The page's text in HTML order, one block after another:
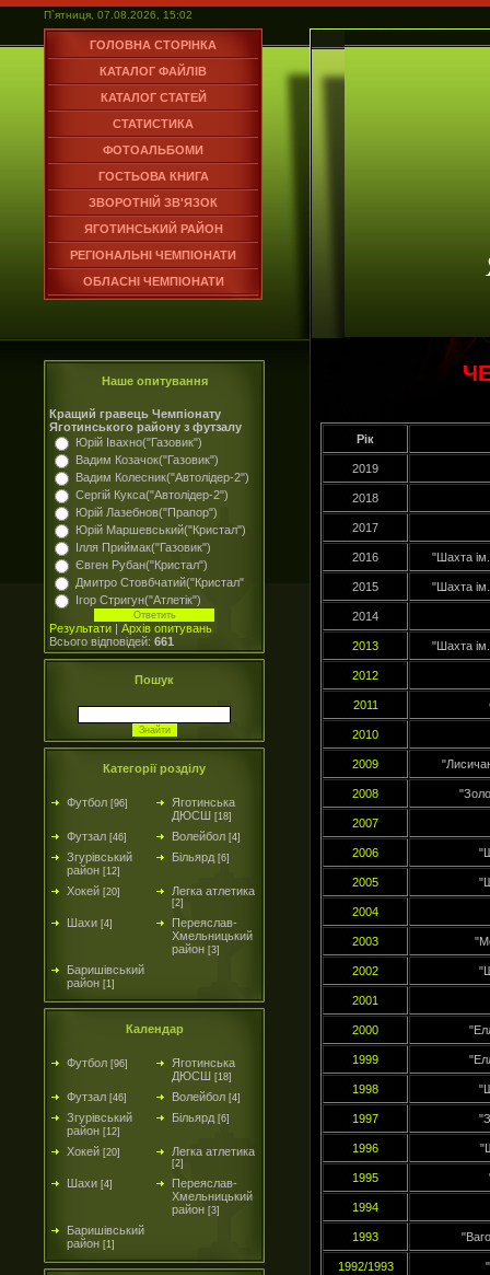
П`ятниця, 07.08.2026, 15:02
ГОЛОВНА СТОРІНКА
КАТАЛОГ ФАЙЛІВ
КАТАЛОГ СТАТЕЙ
СТАТИСТИКА
ФОТОАЛЬБОМИ
ГОСТЬОВА КНИГА
ЗВОРОТНІЙ ЗВ'ЯЗОК
ЯГОТИНСЬКИЙ РАЙОН
РЕГІОНАЛЬНІ ЧЕМПІОНАТИ
ОБЛАСНІ ЧЕМПІОНАТИ
Наше опитування
Кращий гравець Чемпіонату
Яготинського району з футзалу
Юрій Івахно("Газовик")
Вадим Козачок("Газовик")
Вадим Колесник("Автолідер-2")
Сергій Кукса("Автолідер-2")
Юрій Лазебнов("Прапор")
Юрій Маршевський("Кристал")
Ілля Приймак("Газовик")
Євген Рубан("Кристал")
Дмитро Стовбчатий("Кристал"
Ігор Стригун("Атлетік")
Результати | Архів опитувань
Всього відповідей: 661
Пошук
Категорії розділу
Футбол [96]
Яготинська
ДЮСШ [18]
Футзал [46] Волейбол [4]
Згурівський
район [12]
Більярд [6]
Хокей [20] Легка атлетика
[2]
Шахи [4]
Переяслав-
Хмельницький
район [3]
Баришівський
район [1]
Календар
Футбол [96]
Яготинська
ДЮСШ [18]
Футзал [46] Волейбол [4]
Згурівський
район [12]
Більярд [6]
Хокей [20] Легка атлетика
[2]
Шахи [4]
Переяслав-
Хмельницький
район [3]
Баришівський
район [1]
Рік
2019
2018
2017
2016 "Шахта
2015 "Шахта
2014
2013 "Шахта
2012
2011
2010
2009
2008
2007
2006
2005
2004
2003
2002
2001
2000
1999
1998
1997
1996
1995
1994
1993
1992/1993